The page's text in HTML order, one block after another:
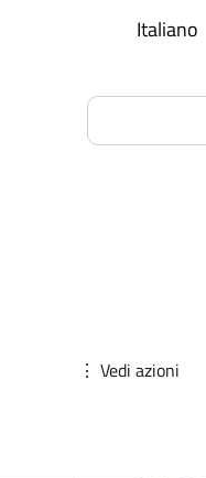
⋮ Vedi azioni